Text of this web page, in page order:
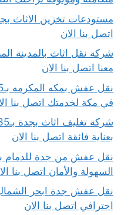
اتصل بنا الان
معنا اتصل بنا الان
في مكة لخدمتك اتصل بنا
بعناية فائقة اتصل بنا الان
السهولة والأمان اتصل بنا
احترافي اتصل بنا الان